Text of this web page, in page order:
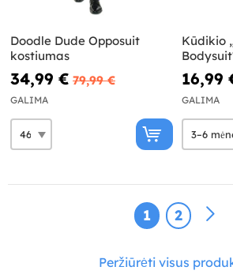
Doodle Dude Opposuit
kostiumas
34,99 € 79,99 €
GALIMA
Kūdikio
16,99
GALIMA
1 2
Peržiūrėti visus